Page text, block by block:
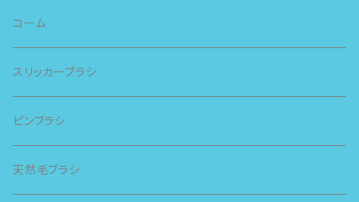
コーム
スリッカーブラシ
ピンブラシ
天然毛ブラシ